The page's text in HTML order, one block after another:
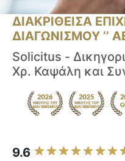
ΔΙΑΚΡΙΘΕΙΣΑ
ΔΙΑΓΩΝΙΣΜΟΥ ‘’
Solicitus -
Χρ. Καψάλη και
9.6